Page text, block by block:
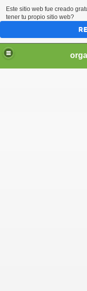
Este sitio web fue creado
tener tu propio sitio web?